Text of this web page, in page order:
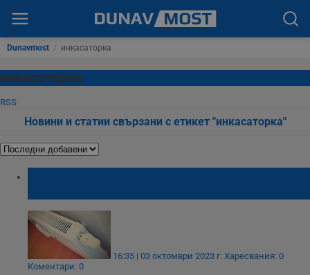
Dunavmost / инкасаторка
инкасаторка
RSS
Новини и статии свързани с етикет "инкасаторка"
16:35 | 03 октомври 2023 г. Харесвания: 0
Коментари: 0